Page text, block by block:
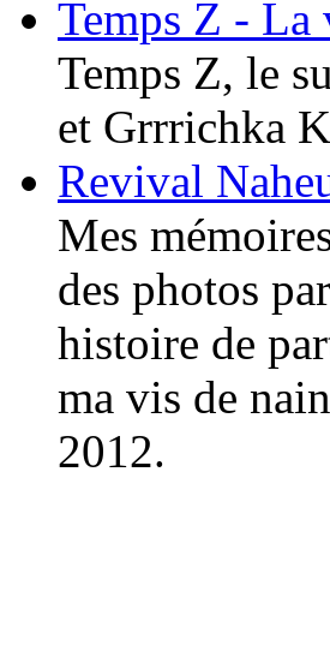
Temps Z - La
Temps Z, le
et Grrrichka
Revival
Mes
des photos
histoire de
ma vis de
2012.